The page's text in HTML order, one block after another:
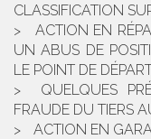
CLASSIFICATION
ACTION EN
UN ABUS DE
LE POINT DE
QUELQUES
FRAUDE DU TIERS
ACTION EN